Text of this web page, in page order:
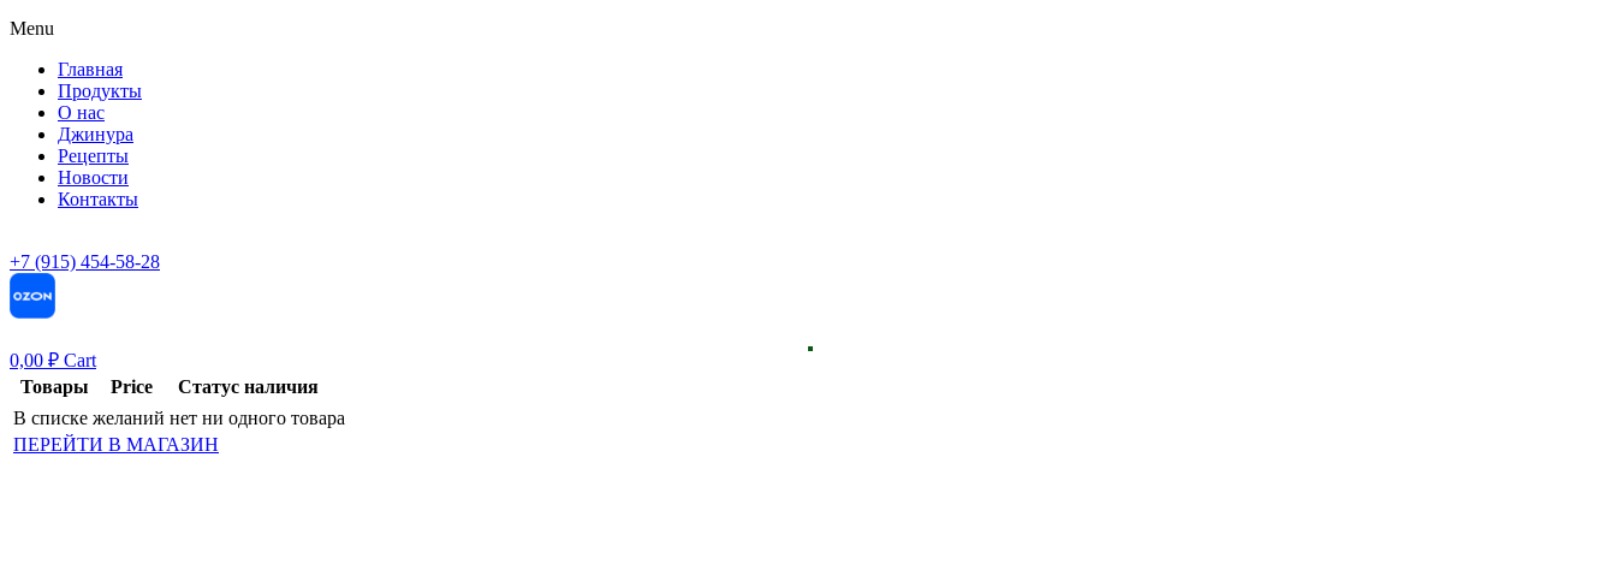
Menu
Главная
Продукты
О нас
Джинура
Рецепты
Новости
Контакты
+7 (915) 454-58-28
0,00 ₽ Cart
Товары
Price
Статус наличия
В списке желаний нет ни одного товара
ПЕРЕЙТИ В МАГАЗИН